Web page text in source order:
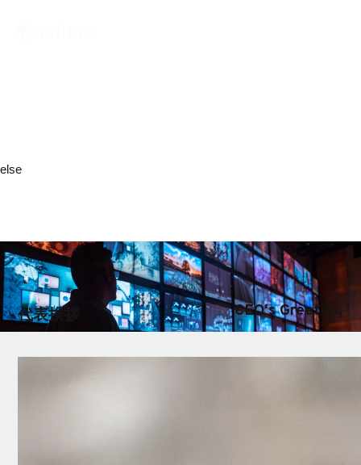
else
代表挨拶 CEO's Greeting